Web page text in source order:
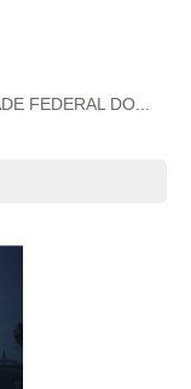
FEDERAL DO...